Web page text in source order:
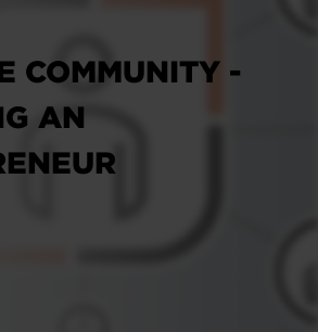
COMMUNITY -
AN